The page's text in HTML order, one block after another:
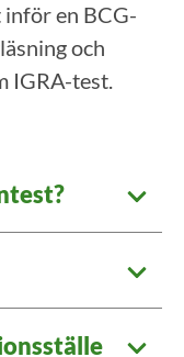
en BCG-
och
IGRA-test.